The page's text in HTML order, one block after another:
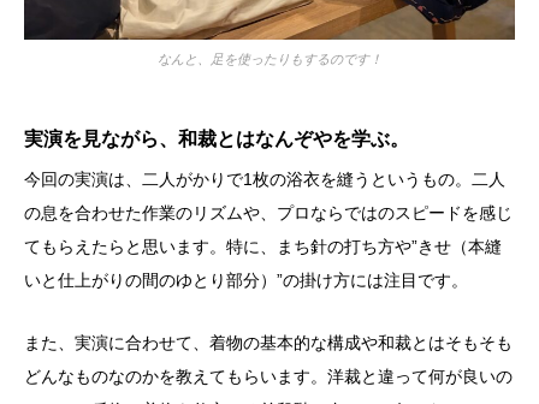
なんと、足を使ったりもするのです！
実演を見ながら、和裁とはなんぞやを学ぶ。
今回の実演は、二人がかりで1枚の浴衣を縫うというもの。二人
の息を合わせた作業のリズムや、プロならではのスピードを感じ
てもらえたらと思います。特に、まち針の打ち方や”きせ（本縫
いと仕上がりの間のゆとり部分）”の掛け方には注目です。
また、実演に合わせて、着物の基本的な構成や和裁とはそもそも
どんなものなのかを教えてもらいます。洋裁と違って何が良いの